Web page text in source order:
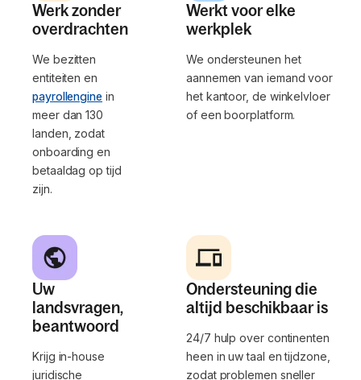
Werk zonder
overdrachten
We bezitten
entiteiten en
payrollengine in
meer dan 130
landen, zodat
onboarding en
betaaldag op tijd
zijn.
Werkt voor elke
werkplek
We ondersteunen het
aannemen van iemand voor
het kantoor, de winkelvloer
of een boorplatform.
Uw
landsvragen,
beantwoord
Krijg in-house
juridische
Ondersteuning die
altijd beschikbaar is
24/7 hulp over continenten
heen in uw taal en tijdzone,
zodat problemen sneller